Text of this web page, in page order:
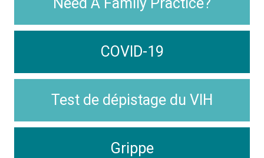
Need A Family Practice?
COVID-19
Test de dépistage du VIH
Grippe